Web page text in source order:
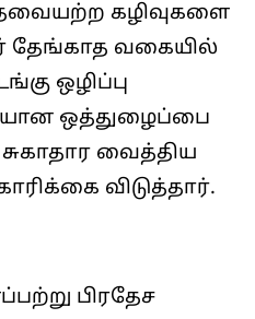
கழிவுகளை
தேங்காத வகையில்
ஒழிப்பு
ஒத்துழைப்பை
வைத்திய
விடுத்தார்.
பிரதேச